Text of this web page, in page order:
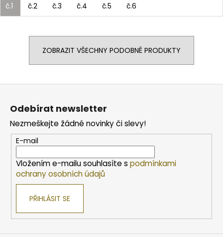
č.1 č.2 č.3 č.4 č.5 č.6
ZOBRAZIT VŠECHNY PODOBNÉ PRODUKTY
Z
Odebírat newsletter
Nezmeškejte žádné novinky či slevy!
E-mail
Vložením e-mailu souhlasíte s podmínkami
ochrany osobních údajů
PŘIHLÁSIT SE